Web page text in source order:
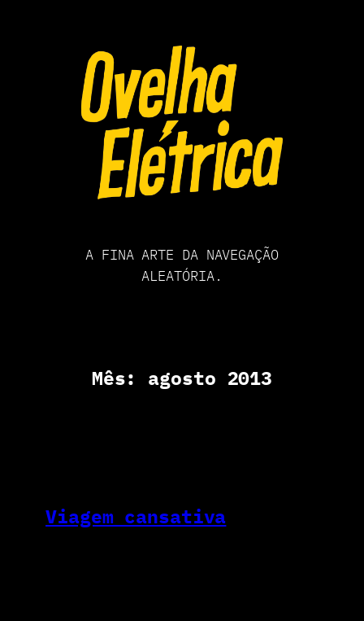
A FINA ARTE DA NAVEGAÇÃO
ALEATÓRIA.
Mês: agosto 2013
Viagem cansativa